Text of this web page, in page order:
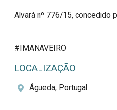
Alvará nº 776/15, concedido
#IMANAVEIRO
LOCALIZAÇÃO
Águeda, Portugal